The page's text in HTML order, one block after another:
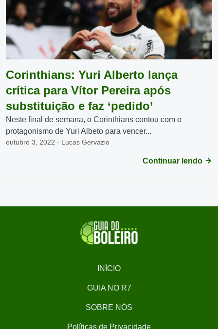
Corinthians: Yuri Alberto lança
crítica para Vítor Pereira após
substituição e faz ‘pedido’
Neste final de semana, o Corinthians contou com o
protagonismo de Yuri Albeto para vencer...
outubro 3, 2022 - Lucas Gervazio
Continuar lendo
INÍCIO
GUIA NO R7
SOBRE NÓS
Políticas de Privacidade